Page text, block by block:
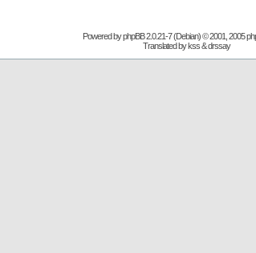
Powered byphpBB2.0.21-7 (Debian) © 2001, 2005
Translated by kss & drssay